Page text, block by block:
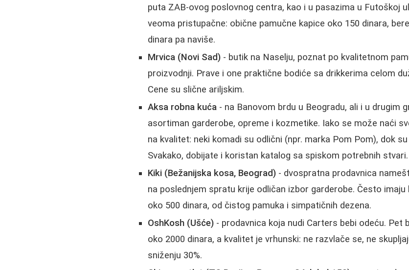
puta ZAB-ovog poslovnog centra, kao i u pasazima u Futoškoj
veoma pristupačne: obične pamučne kapice oko 150 dinara,
dinara pa naviše.
Mrvica (Novi Sad) - butik na Naselju, poznat po kvalitetnom
proizvodnji. Prave i one praktične bodiće sa drikkerima celom
Cene su slične ariljskim.
Aksa robna kuća - na Banovom brdu u Beogradu, ali i u drugim
asortiman garderobe, opreme i kozmetike. Iako se može naći
na kvalitet: neki komadi su odlični (npr. marka Pom Pom), dok
Svakako, dobijate i koristan katalog sa spiskom potrebnih stvari.
Kiki (Bežanijska kosa, Beograd) - dvospratna prodavnica
na poslednjem spratu krije odličan izbor garderobe. Često
oko 500 dinara, od čistog pamuka i simpatičnih dezena.
OshKosh (Ušće) - prodavnica koja nudi Carters bebi odeću. Pet
oko 2000 dinara, a kvalitet je vrhunski: ne razvlače se, ne
sniženju 30%.